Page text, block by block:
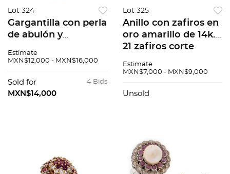
Lot 324
Gargantilla con perla
de abulón y
amarillo de 14k. Peso
Estimate
MXN$12,000 - MXN$16,000
4 Bids
Sold for
MXN$14,000
Lot 325
Anillo con zafiros en
oro amarillo de 14k.
21 zafiros corte
Peso: 8.5 g.
Estimate
MXN$7,000 - MXN$9,000
Unsold